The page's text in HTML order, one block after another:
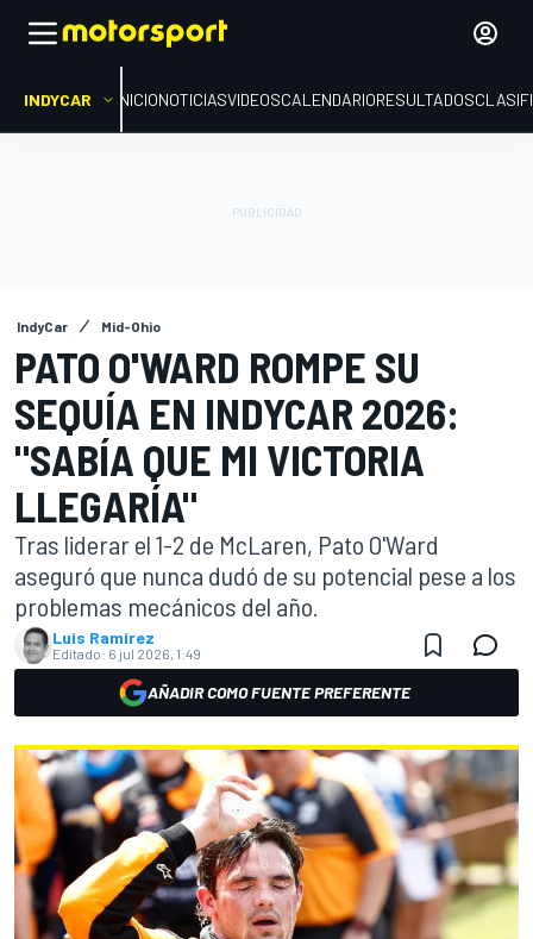
INDYCAR INICIONOTICIASVIDEOSCALENDARIORESULTADOS
IndyCar Mid-Ohio
PATO O'WARD ROMPE SU
SEQUÍA EN INDYCAR 2026:
"SABÍA QUE MI VICTORIA
LLEGARÍA"
Tras liderar el 1-2 de McLaren, Pato O'Ward
aseguró que nunca dudó de su potencial pese a los
problemas mecánicos del año.
Luis Ramírez
Editado: 6 jul 2026, 1:49
AÑADIR COMO FUENTE PREFERENTE